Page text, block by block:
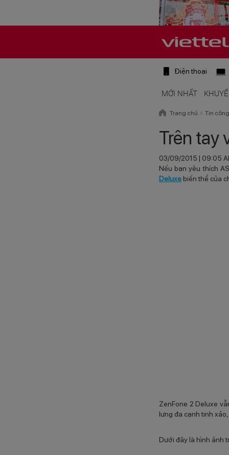
Điện thoại
MỚI NHẤT
Trang chủ Tin
Trên tay
03/09/2015 | 09:05
Nếu bạn yêu thích
Deluxe biến thể của
ZenFone 2 Deluxe
lưng đa cạnh tinh
Dưới đây là hình ảnh